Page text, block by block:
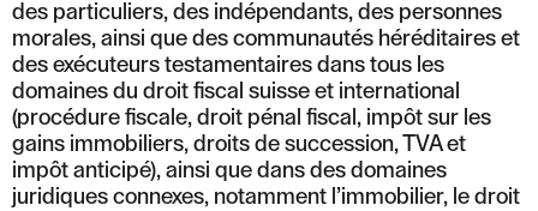
des particuliers, des indépendants, des personnes
morales, ainsi que des communautés héréditaires et
des exécuteurs testamentaires dans tous les
domaines du droit fiscal suisse et international
(procédure fiscale, droit pénal fiscal, impôt sur les
gains immobiliers, droits de succession, TVA et
impôt anticipé), ainsi que dans des domaines
juridiques connexes, notamment l’immobilier, le droit